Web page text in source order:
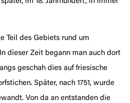
Teil des Gebiets rund um
dieser Zeit begann man auch dort
geschah dies auf friesische
Später, nach 1751, wurde
Von da an entstanden die